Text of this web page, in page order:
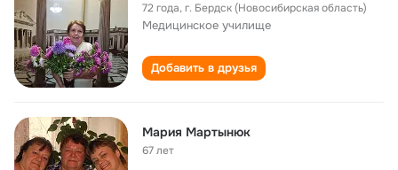
72 года,г. Бердск (Новосибирская область)
Медицинское училище
Добавить в друзья
Мария Мартынюк
67 лет